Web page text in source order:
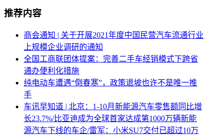
推荐内容
商会通知 | 关于开展2021年度中国民营汽车流通行业
上规模企业调研的通知
全国工商联团体提案：完善二手车经销模式下跨省
通办便利化措施
纯电动车遭遇“倒春寒”，政策退坡也许不是唯一推
手
车讯早知道 | 北京：1-10月新能源汽车零售额同比增
长23.7%/比亚迪成为全球首家达成第1000万辆新能
源汽车下线的车企/雷军：小米SU7交付已超过10万